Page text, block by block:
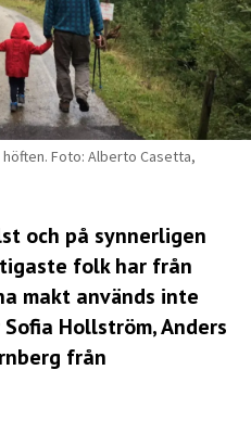
Foto: Alberto Casetta,
och på synnerligen
folk har från
makt används inte
Hollström, Anders
från